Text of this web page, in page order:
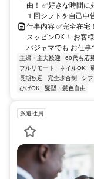
由！ ✅好きな時間に
１回シフトを自己申
仕事内容 ✅完全在
スッピンOK！ お客
パジャマでも お仕
主婦・主夫歓迎 60代も応
フルリモート
ネイルOK
長期歓迎
完全歩合制 シ
ひげOK
髪型・髪色自由
派遣社員